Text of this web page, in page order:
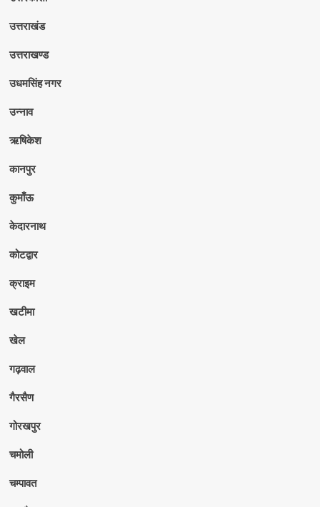
उत्तराखंड
उत्तराखण्ड
उधमसिंह नगर
उन्नाव
ऋषिकेश
कानपुर
कुमाँऊ
केदारनाथ
कोटद्वार
क्राइम
खटीमा
खेल
गढ़वाल
गैरसैण
गोरखपुर
चमोली
चम्पावत